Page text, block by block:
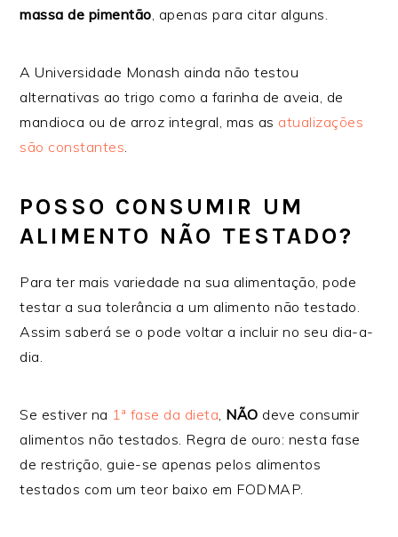
massa de pimentão, apenas para citar alguns.
A Universidade Monash ainda não testou
alternativas ao trigo como a farinha de aveia, de
mandioca ou de arroz integral, mas as atualizações
são constantes.
POSSO CONSUMIR UM
ALIMENTO NÃO TESTADO?
Para ter mais variedade na sua alimentação, pode
testar a sua tolerância a um alimento não testado.
Assim saberá se o pode voltar a incluir no seu dia-a-
dia.
Se estiver na 1ª fase da dieta, NÃO deve consumir
alimentos não testados. Regra de ouro: nesta fase
de restrição, guie-se apenas pelos alimentos
testados com um teor baixo em FODMAP.